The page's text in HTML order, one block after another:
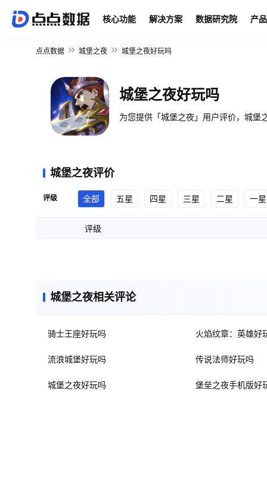
核心功能 解决方案 数据研究院 产
点点数据 城堡之夜 城堡之夜好玩吗
城堡之夜好玩吗
为您提供「城堡之夜」用户评价，城堡
城堡之夜评价
评级 全部 五星 四星 三星 二星 一星
评级
城堡之夜相关评论
骑士王座好玩吗 火焰纹章：英雄好
流浪城堡好玩吗 传说法师好玩吗
城堡之夜好玩吗 堡垒之夜手机版好